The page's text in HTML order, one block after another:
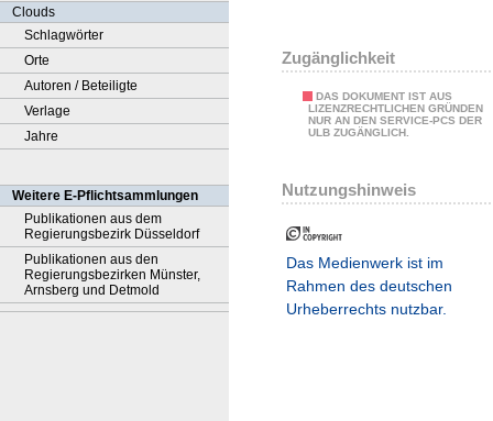
Clouds
Schlagwörter
Orte
Autoren / Beteiligte
Verlage
Jahre
Weitere E-Pflichtsammlungen
Publikationen aus dem
Regierungsbezirk Düsseldorf
Publikationen aus den
Regierungsbezirken Münster,
Arnsberg und Detmold
Zugänglichkeit
DAS DOKUMENT IST AUS
LIZENZRECHTLICHEN GRÜNDEN
NUR AN DEN SERVICE-PCS DER
ULB ZUGÄNGLICH.
Nutzungshinweis
Das Medienwerk ist im
Rahmen des deutschen
Urheberrechts nutzbar.